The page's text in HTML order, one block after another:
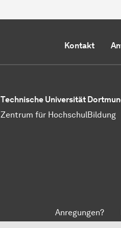
Kontakt
Technische Uni­ver­si­tät
Zentrum für HochschulBildung
Anregungen?